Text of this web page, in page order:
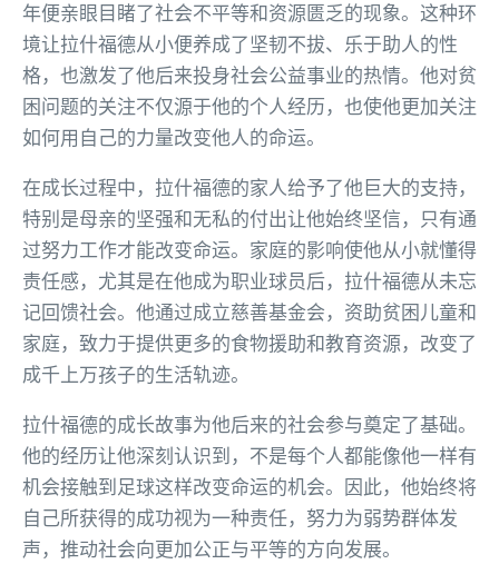
年便亲眼目睹了社会不平等和资源匮乏的现象。这种环
境让拉什福德从小便养成了坚韧不拔、乐于助人的性
格，也激发了他后来投身社会公益事业的热情。他对贫
困问题的关注不仅源于他的个人经历，也使他更加关注
如何用自己的力量改变他人的命运。
在成长过程中，拉什福德的家人给予了他巨大的支持，
特别是母亲的坚强和无私的付出让他始终坚信，只有通
过努力工作才能改变命运。家庭的影响使他从小就懂得
责任感，尤其是在他成为职业球员后，拉什福德从未忘
记回馈社会。他通过成立慈善基金会，资助贫困儿童和
家庭，致力于提供更多的食物援助和教育资源，改变了
成千上万孩子的生活轨迹。
拉什福德的成长故事为他后来的社会参与奠定了基础。
他的经历让他深刻认识到，不是每个人都能像他一样有
机会接触到足球这样改变命运的机会。因此，他始终将
自己所获得的成功视为一种责任，努力为弱势群体发
声，推动社会向更加公正与平等的方向发展。